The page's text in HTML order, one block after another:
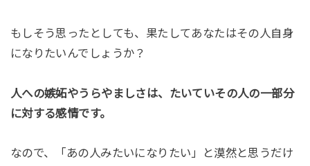
もしそう思ったとしても、果たしてあなたはその人自身
になりたいんでしょうか？
人への嫉妬やうらやましさは、たいていその人の一部分
に対する感情です。
なので、「あの人みたいになりたい」と漠然と思うだけ